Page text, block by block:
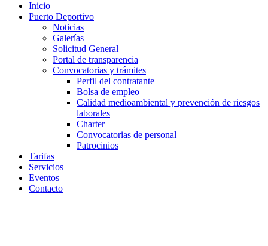
Inicio
Puerto Deportivo
Noticias
Galerías
Solicitud General
Portal de transparencia
Convocatorias y trámites
Perfil del contratante
Bolsa de empleo
Calidad medioambiental y prevención de riesgos
laborales
Charter
Convocatorias de personal
Patrocinios
Tarifas
Servicios
Eventos
Contacto